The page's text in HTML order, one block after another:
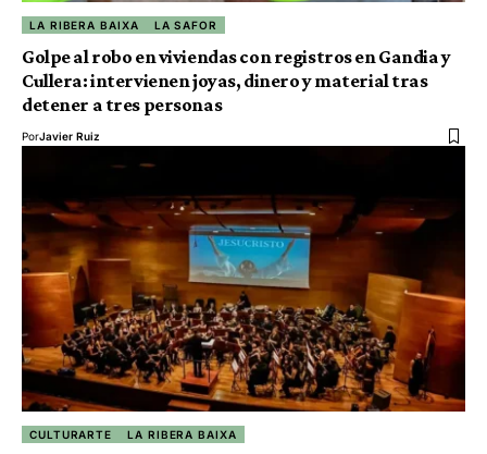
LA RIBERA BAIXA LA SAFOR
Golpe al robo en viviendas con registros en Gandia y
Cullera: intervienen joyas, dinero y material tras
detener a tres personas
PorJavier Ruiz
CULTURARTE LA RIBERA BAIXA